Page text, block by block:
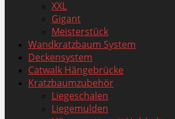
XXL
Gigant
Meisterstück
Wandkratzbaum System
Deckensystem
Catwalk Hängebrücke
Kratzbaumzubehör
Liegeschalen
Liegemulden